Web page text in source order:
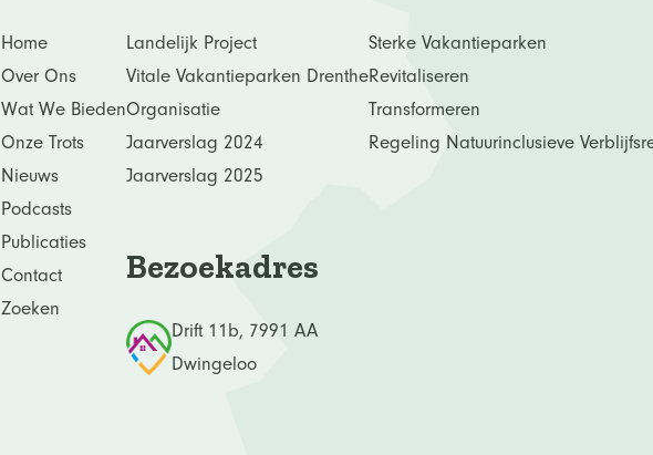
Home
Over Ons
Wat We Bieden
Onze Trots
Nieuws
Podcasts
Publicaties
Contact
Zoeken
Landelijk Project
Vitale Vakantieparken Drenthe
Organisatie
Jaarverslag 2024
Jaarverslag 2025
Bezoekadres
Drift 11b, 7991 AA
Dwingeloo
Sterke Vakantieparken
Revitaliseren
Transformeren
Regeling Natuurinclusieve